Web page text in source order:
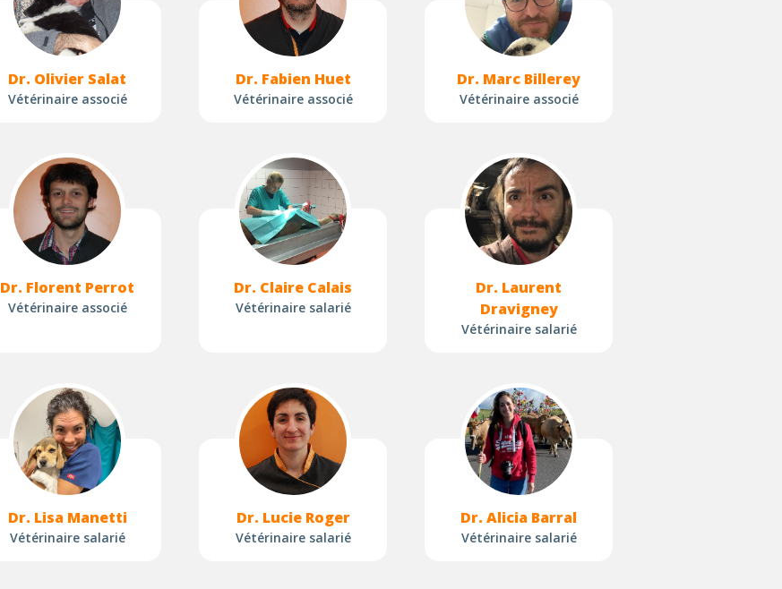
Dr. Olivier Salat
Vétérinaire associé
Dr. Fabien Huet
Vétérinaire associé
Dr. Marc Billerey
Vétérinaire associé
Dr. Florent Perrot
Vétérinaire associé
Dr. Claire Calais
Vétérinaire salarié
Dr. Laurent
Dravigney
Vétérinaire salarié
Dr. Lisa Manetti
Vétérinaire salarié
Dr. Lucie Roger
Vétérinaire salarié
Dr. Alicia Barral
Vétérinaire salarié